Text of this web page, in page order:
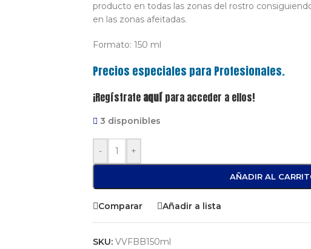
producto en todas las zonas del rostro
en las zonas afeitadas.
Formato: 150 ml
Precios especiales para Profesionales.
¡Regístrate aquípara acceder a ellos!
3 disponibles
- +
AÑADIR AL
Comparar Añadir a lista
SKU: VVFBB150ml